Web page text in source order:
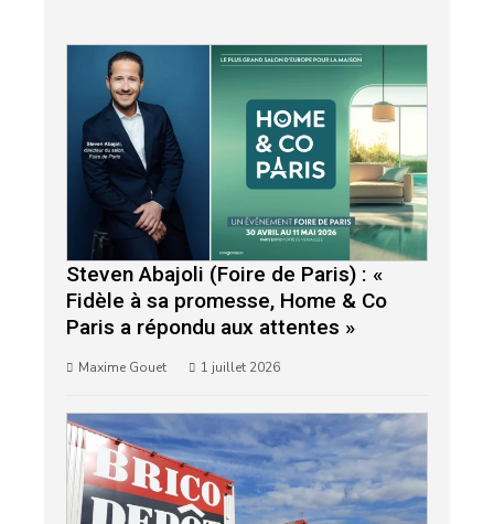
Steven Abajoli (Foire de Paris) : «
Fidèle à sa promesse, Home & Co
Paris a répondu aux attentes »
Maxime Gouet 1 juillet 2026